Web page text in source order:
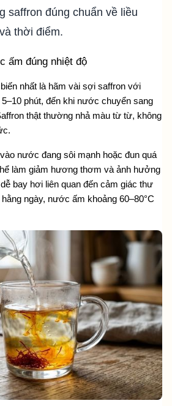
saffron đúng chuẩn về liều
thời điểm.
ấm đúng nhiệt độ
nhất là hãm vài sợi saffron với
phút, đến khi nước chuyển sang
thật thường nhả màu từ từ, không
nước đang sôi mạnh hoặc đun quá
làm giảm hương thơm và ảnh hưởng
bay hơi liên quan đến cảm giác thư
ngày, nước ấm khoảng 60–80°C